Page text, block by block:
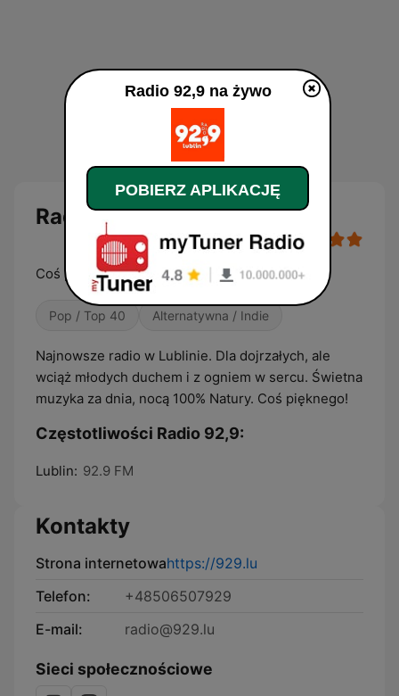
Radio 92,9
Coś pięknego!
Pop / Top 40 Alternatywna / Indie
Najnowsze radio w Lublinie. Dla dojrzałych, ale
wciąż młodych duchem i z ogniem w sercu. Świetna
muzyka za dnia, nocą 100% Natury. Coś pięknego!
Częstotliwości Radio 92,9:
Lublin: 92.9 FM
Kontakty
Strona internetowahttps://929.lu
Telefon:
+48506507929
E-mail:
radio@929.lu
Sieci społecznościowe
Radio 92,9 na żywo
POBIERZ APLIKACJĘ